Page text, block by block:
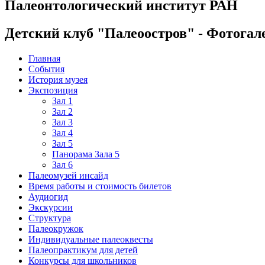
Палеонтологический институт РАН
Детский клуб "Палеоостров" -
Главная
События
История музея
Экспозиция
Зал 1
Зал 2
Зал 3
Зал 4
Зал 5
Панорама Зала 5
Зал 6
Палеомузей инсайд
Время работы и стоимость билетов
Аудиогид
Экскурсии
Структура
Палеокружок
Индивидуальные палеоквесты
Палеопрактикум для детей
Конкурсы для школьников